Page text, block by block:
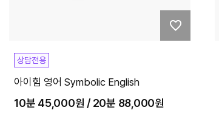
상담전용
아이힘 영어 Symbolic English
10분 45,000원 / 20분 88,000원